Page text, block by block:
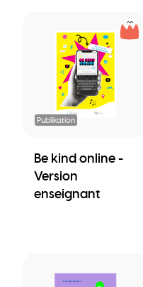
Publikation
Be kind online -
Version
enseignant